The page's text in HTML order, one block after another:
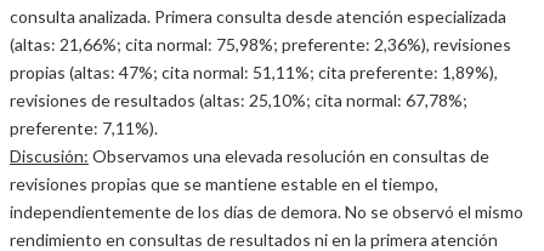
consulta analizada. Primera consulta desde atención especializada
(altas: 21,66%; cita normal: 75,98%; preferente: 2,36%), revisiones
propias (altas: 47%; cita normal: 51,11%; cita preferente: 1,89%),
revisiones de resultados (altas: 25,10%; cita normal: 67,78%;
preferente: 7,11%).
Discusión: Observamos una elevada resolución en consultas de
revisiones propias que se mantiene estable en el tiempo,
independientemente de los días de demora. No se observó el mismo
rendimiento en consultas de resultados ni en la primera atención